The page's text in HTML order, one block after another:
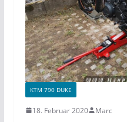
KTM 790 DUKE
18. Februar 2020 Marc